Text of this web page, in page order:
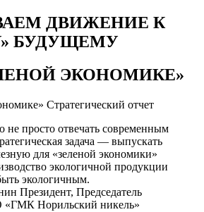
ДВИЖЕНИЕ К
БУДУЩЕМУ
ЭКОНОМИКЕ»
Стратегический отчет
просто отвечать современным
задача — выпускать
для «зеленой экономики»
экологичной продукции
экологичным.
Президент, Председатель
Норильский никель»